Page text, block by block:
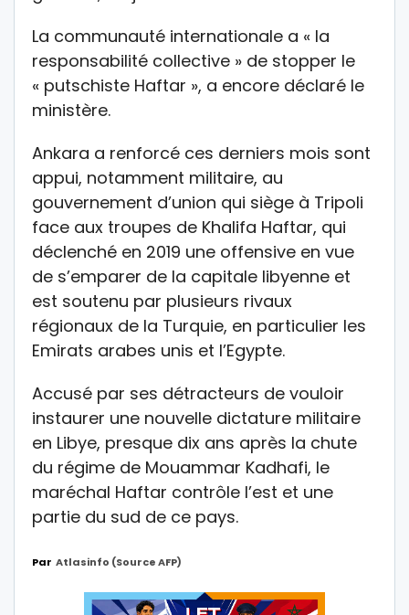
La communauté internationale a « la
responsabilité collective » de stopper le
« putschiste Haftar », a encore déclaré le
ministère.
Ankara a renforcé ces derniers mois sont
appui, notamment militaire, au
gouvernement d’union qui siège à Tripoli
face aux troupes de Khalifa Haftar, qui
déclenché en 2019 une offensive en vue
de s’emparer de la capitale libyenne et
est soutenu par plusieurs rivaux
régionaux de la Turquie, en particulier les
Emirats arabes unis et l’Egypte.
Accusé par ses détracteurs de vouloir
instaurer une nouvelle dictature militaire
en Libye, presque dix ans après la chute
du régime de Mouammar Kadhafi, le
maréchal Haftar contrôle l’est et une
partie du sud de ce pays.
Par Atlasinfo (source AFP)